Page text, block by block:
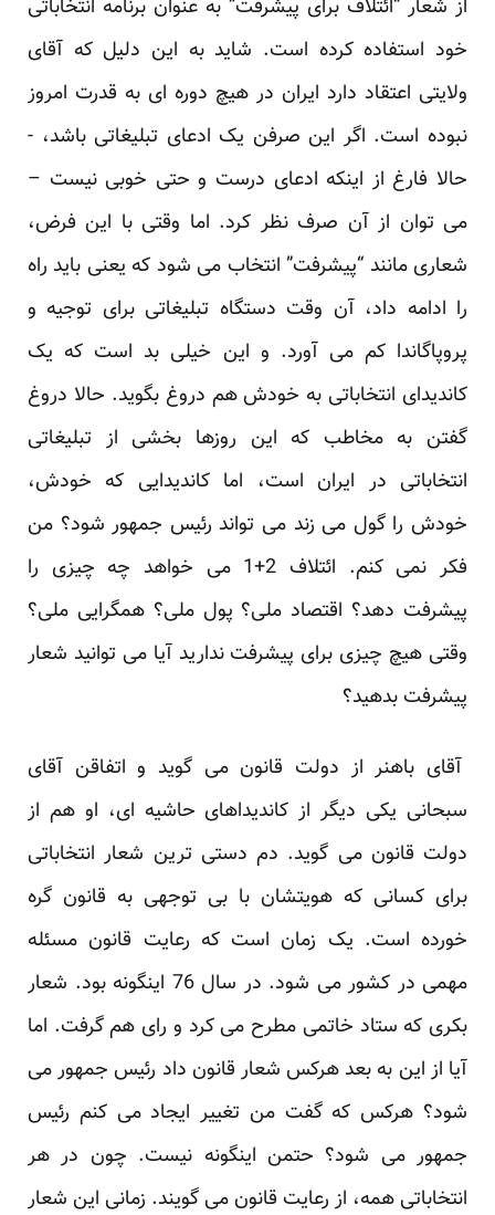
از شعار “ائتلاف برای پیشرفت” به عنوان برنامه انتخاباتی
خود استفاده کرده است. شاید به این دلیل که آقای
ولایتی اعتقاد دارد ایران در هیچ دوره ای به قدرت امروز
نبوده است. اگر این صرفن یک ادعای تبلیغاتی باشد، -
حالا فارغ از اینکه ادعای درست و حتی خوبی نیست –
می توان از آن صرف نظر کرد. اما وقتی با این فرض،
شعاری مانند “پیشرفت” انتخاب می شود که یعنی باید راه
را ادامه داد، آن وقت دستگاه تبلیغاتی برای توجیه و
پروپاگاندا کم می آورد. و این خیلی بد است که یک
کاندیدای انتخاباتی به خودش هم دروغ بگوید. حالا دروغ
گفتن به مخاطب که این روزها بخشی از تبلیغاتی
انتخاباتی در ایران است، اما کاندیدایی که خودش،
خودش را گول می زند می تواند رئیس جمهور شود؟ من
فکر نمی کنم. ائتلاف 2+1 می خواهد چه چیزی را
پیشرفت دهد؟ اقتصاد ملی؟ پول ملی؟ همگرایی ملی؟
وقتی هیچ چیزی برای پیشرفت ندارید آیا می توانید شعار
پیشرفت بدهید؟
آقای باهنر از دولت قانون می گوید و اتفاقن آقای
سبحانی یکی دیگر از کاندیداهای حاشیه ای، او هم از
دولت قانون می گوید. دم دستی ترین شعار انتخاباتی
برای کسانی که هویتشان با بی توجهی به قانون گره
خورده است. یک زمان است که رعایت قانون مسئله
مهمی در کشور می شود. در سال 76 اینگونه بود. شعار
بکری که ستاد خاتمی مطرح می کرد و رای هم گرفت. اما
آیا از این به بعد هرکس شعار قانون داد رئیس جمهور می
شود؟ هرکس که گفت من تغییر ایجاد می کنم رئیس
جمهور می شود؟ حتمن اینگونه نیست. چون در هر
انتخاباتی همه، از رعایت قانون می گویند. زمانی این شعار